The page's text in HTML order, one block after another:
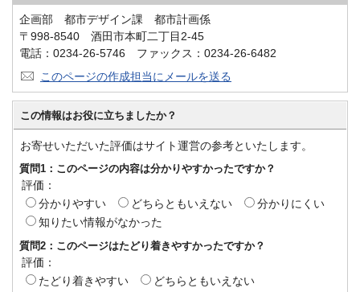
企画部 都市デザイン課 都市計画係
〒998-8540 酒田市本町二丁目2-45
電話：0234-26-5746 ファックス：0234-26-6482
このページの作成担当にメールを送る
この情報はお役に立ちましたか？
お寄せいただいた評価はサイト運営の参考といたします。
質問1：このページの内容は分かりやすかったですか？
評価：
分かりやすい
どちらともいえない
分かりにくい
知りたい情報がなかった
質問2：このページはたどり着きやすかったですか？
評価：
たどり着きやすい
どちらともいえない